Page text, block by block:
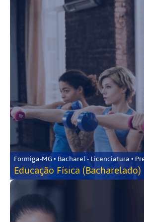
Formiga-MG • Bacharel - Licenciatura •
Educação Física (Bacharelado)